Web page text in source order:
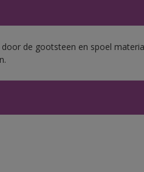
de gootsteen en spoel